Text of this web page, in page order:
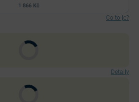
1 866 Kč
Co to je?
Detaily